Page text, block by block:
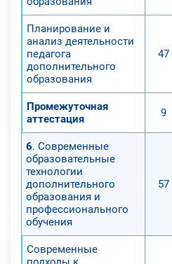
Планирование и
анализ деятельности
педагога
дополнительного
образования
47
Промежуточная
аттестация
9
6. Современные
образовательные
технологии
дополнительного
образования и
профессионального
обучения
57
Современные